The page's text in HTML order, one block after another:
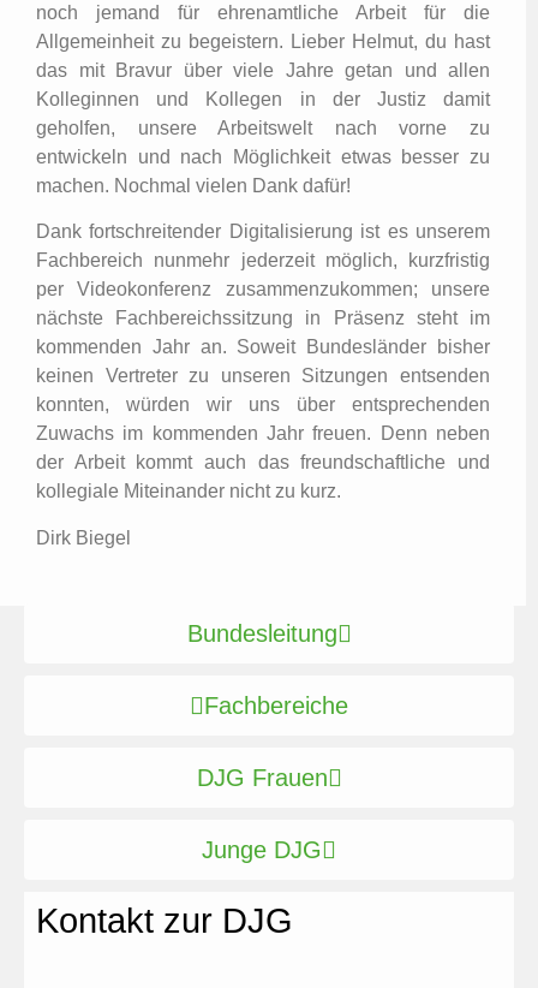
noch jemand für ehrenamtliche Arbeit für die
Allgemeinheit zu begeistern. Lieber Helmut, du hast
das mit Bravur über viele Jahre getan und allen
Kolleginnen und Kollegen in der Justiz damit
geholfen, unsere Arbeitswelt nach vorne zu
entwickeln und nach Möglichkeit etwas besser zu
machen. Nochmal vielen Dank dafür!
Dank fortschreitender Digitalisierung ist es unserem
Fachbereich nunmehr jederzeit möglich, kurzfristig
per Videokonferenz zusammenzukommen; unsere
nächste Fachbereichssitzung in Präsenz steht im
kommenden Jahr an. Soweit Bundesländer bisher
keinen Vertreter zu unseren Sitzungen entsenden
konnten, würden wir uns über entsprechenden
Zuwachs im kommenden Jahr freuen. Denn neben
der Arbeit kommt auch das freundschaftliche und
kollegiale Miteinander nicht zu kurz.
Dirk Biegel
Bundesleitung
Fachbereiche
DJG Frauen
Junge DJG
Kontakt zur DJG